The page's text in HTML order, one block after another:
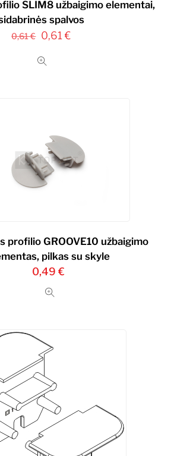
SLIM8 užbaigimo elementai,
spalvos
0,61€ Original
was:
0,61€Current
profilio GROOVE10 užbaigimo
pilkas su skyle
0,49€